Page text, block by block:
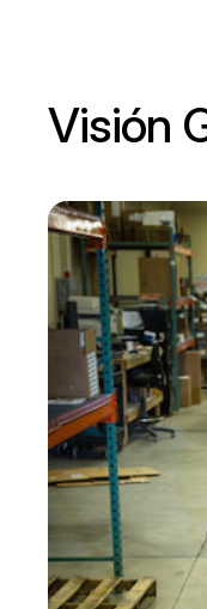
Visión